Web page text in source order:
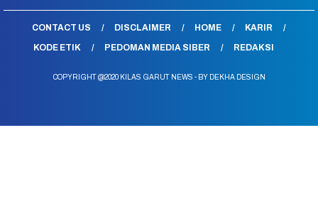
CONTACT US DISCLAIMER HOME
KARIR
KODE ETIK
PEDOMAN MEDIA SIBER REDAKSI
COPYRIGHT @2020 KILAS GARUT NEWS - BY DEKHA DESIGN